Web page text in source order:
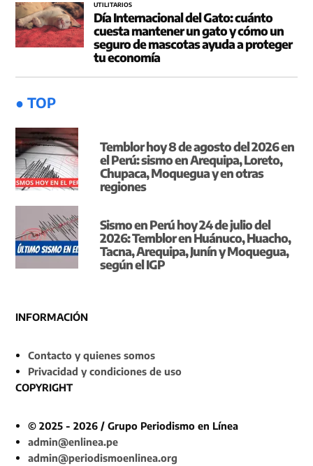
UTILITARIOS
Día Internacional del Gato: cuánto
cuesta mantener un gato y cómo un
seguro de mascotas ayuda a proteger
tu economía
● TOP
Temblor hoy 8 de agosto del 2026 en
el Perú: sismo en Arequipa, Loreto,
Chupaca, Moquegua y en otras
regiones
Sismo en Perú hoy 24 de julio del
2026: Temblor en Huánuco, Huacho,
Tacna, Arequipa, Junín y Moquegua,
según el IGP
INFORMACIÓN
Contacto y quienes somos
Privacidad y condiciones de uso
COPYRIGHT
© 2025 - 2026 / Grupo Periodismo en Línea
admin@enlinea.pe
admin@periodismoenlinea.org